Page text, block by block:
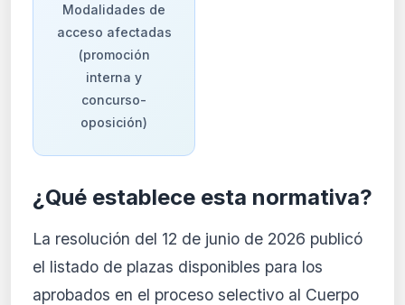
Modalidades de
acceso afectadas
(promoción
interna y
concurso-
oposición)
¿Qué establece esta normativa?
La resolución del 12 de junio de 2026 publicó
el listado de plazas disponibles para los
aprobados en el proceso selectivo al Cuerpo